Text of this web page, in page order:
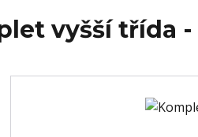
vyšší třída